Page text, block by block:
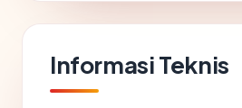
Informasi Teknis